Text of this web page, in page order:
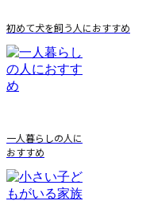
初めて犬を飼う人におすすめ
一人暮らしの人に
おすすめ